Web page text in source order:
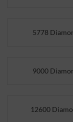
5778
9000
12600